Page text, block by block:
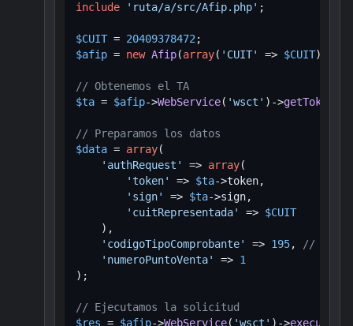
include 'ruta/a/src/Afip.php' ;
$CUIT = 20409378472
$afip = new Afip(array( 'CUIT' => $CUIT));
// Obtenemos el TA
$ta = $afip->WebService( 'wsct' )->
// Preparamos los datos
$data = array(
'authRequest'
=> array(
'token'
=> $ta->token,
'sign'
=> $ta->sign,
'cuitRepresentada'
=> $CUIT
    ),
'codigoTipoComprobante'
=> 195,
//
'numeroPuntoVenta'
=> 1
);
// Ejecutamos la solicitud
$res = $afip->WebService( 'wsct' )->